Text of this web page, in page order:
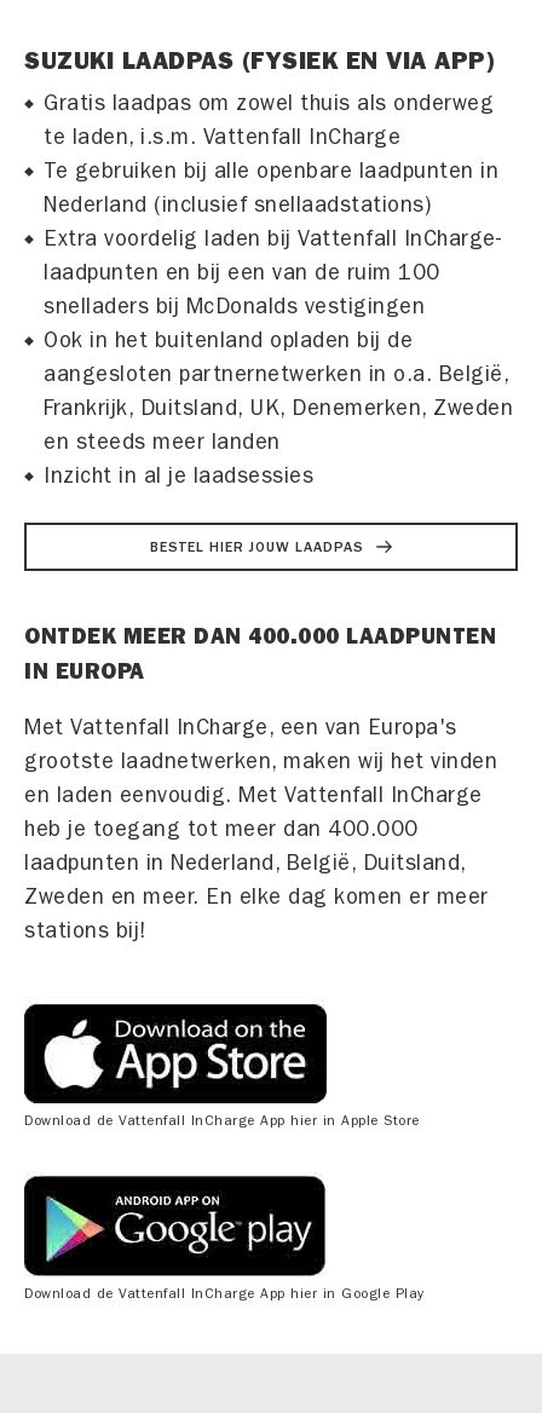
SUZUKI LAADPAS (FYSIEK EN VIA APP)
Gratis laadpas om zowel thuis als onderweg
te laden, i.s.m. Vattenfall InCharge
Te gebruiken bij alle openbare laadpunten in
Nederland (inclusief snellaadstations)
Extra voordelig laden bij Vattenfall InCharge-
laadpunten en bij een van de ruim 100
snelladers bij McDonalds vestigingen
Ook in het buitenland opladen bij de
aangesloten partnernetwerken in o.a. België,
Frankrijk, Duitsland, UK, Denemerken, Zweden
en steeds meer landen
Inzicht in al je laadsessies
BESTEL HIER JOUW LAADPAS
ONTDEK MEER DAN 400.000 LAADPUNTEN
IN EUROPA
Met Vattenfall InCharge, een van Europa's
grootste laadnetwerken, maken wij het vinden
en laden eenvoudig. Met Vattenfall InCharge
heb je toegang tot meer dan 400.000
laadpunten in Nederland, België, Duitsland,
Zweden en meer. En elke dag komen er meer
stations bij!
Download de Vattenfall InCharge App hier in Apple Store
Download de Vattenfall InCharge App hier in Google Play